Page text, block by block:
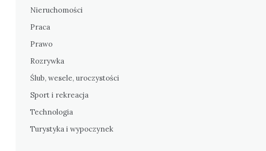
Nieruchomości
Praca
Prawo
Rozrywka
Ślub, wesele, uroczystości
Sport i rekreacja
Technologia
Turystyka i wypoczynek